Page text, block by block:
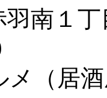
南１
（居酒